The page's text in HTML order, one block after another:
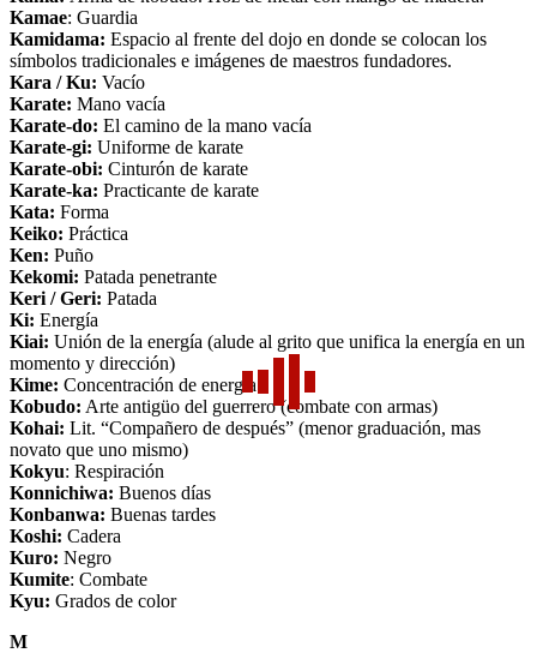
Kamae: Guardia
Kamidama: Espacio al frente del dojo en donde se colocan los
símbolos tradicionales e imágenes de maestros fundadores.
Kara / Ku: Vacío
Karate: Mano vacía
Karate-do: El camino de la mano vacía
Karate-gi: Uniforme de karate
Karate-obi: Cinturón de karate
Karate-ka: Practicante de karate
Kata: Forma
Keiko: Práctica
Ken: Puño
Kekomi: Patada penetrante
Keri / Geri: Patada
Ki: Energía
Kiai: Unión de la energía (alude al grito que unifica la energía en un
momento y dirección)
Kime: Concentración de energía
Kobudo: Arte antigüo del guerrero (combate con armas)
Kohai: Lit. “Compañero de después” (menor graduación, mas
novato que uno mismo)
Kokyu: Respiración
Konnichiwa: Buenos días
Konbanwa: Buenas tardes
Koshi: Cadera
Kuro: Negro
Kumite: Combate
Kyu: Grados de color
M